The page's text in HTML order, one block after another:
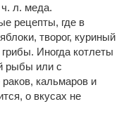
ч. л. меда.
рецепты, где в
творог, куриный
Иногда котлеты
рыбы или с
кальмаров и
о вкусах не